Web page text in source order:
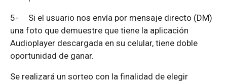
5- Si el usuario nos envía por mensaje directo (DM)
una foto que demuestre que tiene la aplicación
Audioplayer descargada en su celular, tiene doble
oportunidad de ganar.
Se realizará un sorteo con la finalidad de elegir